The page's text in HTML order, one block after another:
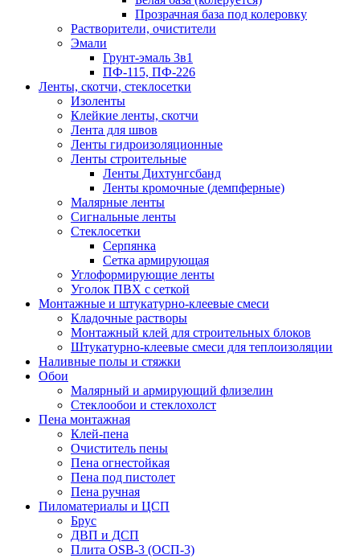
Прозрачная база под колеровку
Растворители, очистители
Эмали
Грунт-эмаль 3в1
ПФ-115, ПФ-226
Ленты, скотчи, стеклосетки
Изоленты
Клейкие ленты, скотчи
Лента для швов
Ленты гидроизоляционные
Ленты строительные
Ленты Дихтунгсбанд
Ленты кромочные (демпферные)
Малярные ленты
Сигнальные ленты
Стеклосетки
Серпянка
Сетка армирующая
Углоформирующие ленты
Уголок ПВХ с сеткой
Монтажные и штукатурно-клеевые смеси
Кладочные растворы
Монтажный клей для строительных блоков
Штукатурно-клеевые смеси для теплоизоляции
Наливные полы и стяжки
Обои
Малярный и армирующий флизелин
Стеклообои и стеклохолст
Пена монтажная
Клей-пена
Очиститель пены
Пена огнестойкая
Пена под пистолет
Пена ручная
Пиломатериалы и ЦСП
Брус
ДВП и ДСП
Плита OSB-3 (ОСП-3)